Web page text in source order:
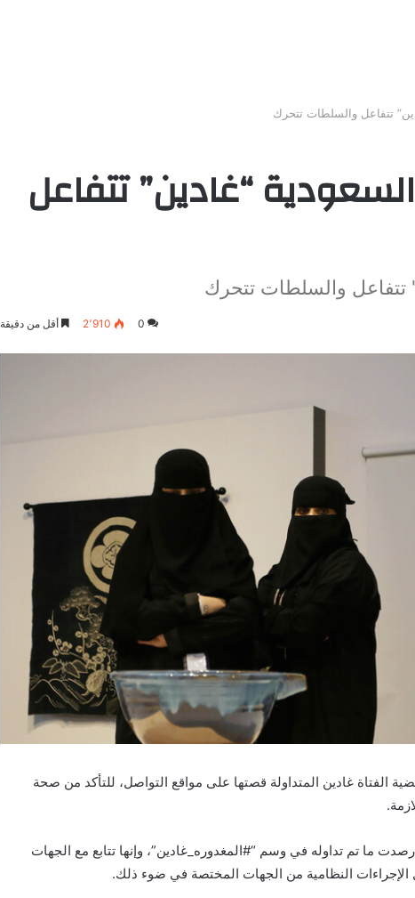
تتفاعل والسلطات تتحرك
“غادين” تتفاعل
تتفاعل والسلطات تتحرك
0 2٬910 أقل من دقيقة
الفتاة غادين المتداولة قصتها على مواقع التواصل، للتأكد من صحة
ما تم تداوله في وسم “#المغدوره_غادين”، وإنها تتابع مع الجهات
النظامية من الجهات المختصة في ضوء ذلك.